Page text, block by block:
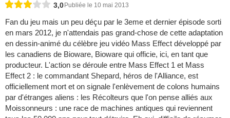
3,0 Publiée le 10 mai 2013
Fan du jeu mais un peu déçu par le 3eme et dernier épisode sorti
en mars 2012, je n'attendais pas grand-chose de cette adaptation
en dessin-animé du célèbre jeu vidéo Mass Effect développé par
les canadiens de Bioware, Bioware qui officie, ici, en tant que
producteur. L'action se déroule entre Mass Effect 1 et Mass
Effect 2 : le commandant Shepard, héros de l'Alliance, est
officiellement mort et on signale l'enlèvement de colons humains
par d'étranges aliens : les Récolteurs que l'on pense alliés aux
Moissonneurs : une race de machines antiques qui reviennent